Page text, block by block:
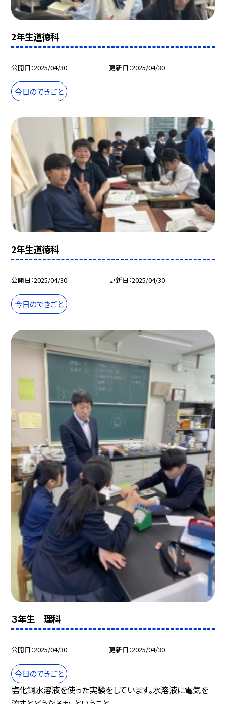
2年生道徳科
公開日 2025/04/30 更新日 2025/04/30
今日のできごと
2年生道徳科
公開日 2025/04/30 更新日 2025/04/30
今日のできごと
３年生 理科
公開日 2025/04/30 更新日 2025/04/30
今日のできごと
塩化銅水溶液を使った実験をしています。水溶液に電気を